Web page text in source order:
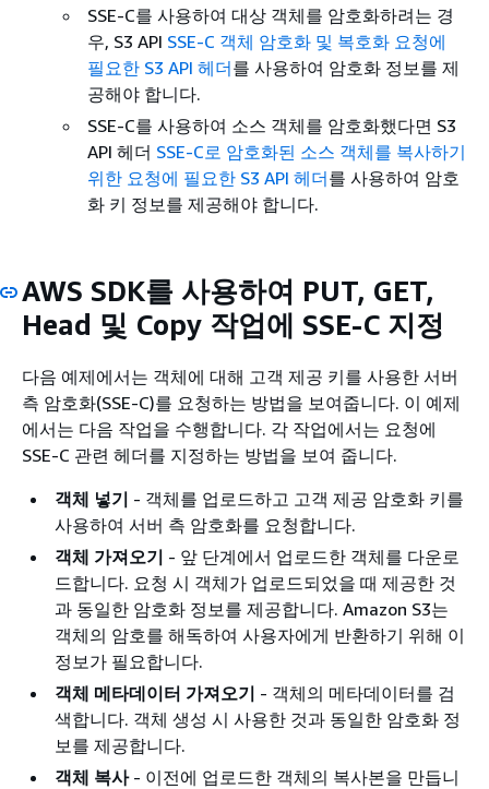
SSE-C를 사용하여 대상 객체를 암호화하려는 경
우, S3 API SSE-C 객체 암호화 및 복호화 요청에
필요한 S3 API 헤더를 사용하여 암호화 정보를 제
공해야 합니다.
SSE-C를 사용하여 소스 객체를 암호화했다면 S3
API 헤더 SSE-C로 암호화된 소스 객체를 복사하기
위한 요청에 필요한 S3 API 헤더를 사용하여 암호
화 키 정보를 제공해야 합니다.
AWS SDK를 사용하여 PUT, GET,
Head 및 Copy 작업에 SSE-C 지정
다음 예제에서는 객체에 대해 고객 제공 키를 사용한 서버
측 암호화(SSE-C)를 요청하는 방법을 보여줍니다. 이 예제
에서는 다음 작업을 수행합니다. 각 작업에서는 요청에
SSE-C 관련 헤더를 지정하는 방법을 보여 줍니다.
객체 넣기 - 객체를 업로드하고 고객 제공 암호화 키를
사용하여 서버 측 암호화를 요청합니다.
객체 가져오기 - 앞 단계에서 업로드한 객체를 다운로
드합니다. 요청 시 객체가 업로드되었을 때 제공한 것
과 동일한 암호화 정보를 제공합니다. Amazon S3는
객체의 암호를 해독하여 사용자에게 반환하기 위해 이
정보가 필요합니다.
객체 메타데이터 가져오기 - 객체의 메타데이터를 검
색합니다. 객체 생성 시 사용한 것과 동일한 암호화 정
보를 제공합니다.
객체 복사- 이전에 업로드한 객체의 복사본을 만듭니